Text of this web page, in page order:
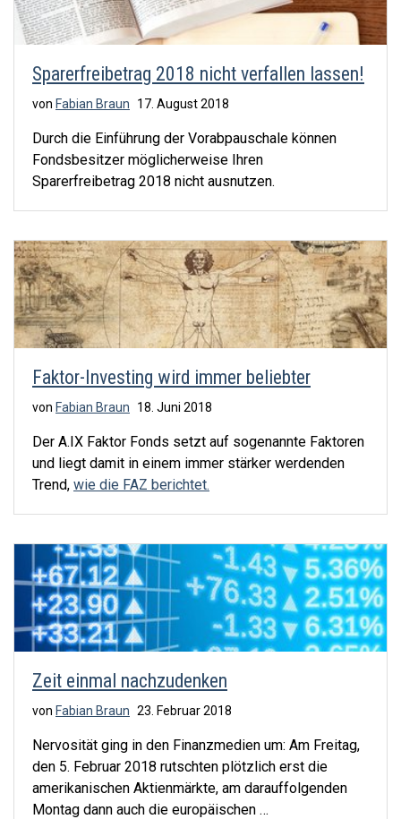
Sparerfreibetrag 2018 nicht verfallen lassen!
von Fabian Braun 17. August 2018
Durch die Einführung der Vorabpauschale können
Fondsbesitzer möglicherweise Ihren
Sparerfreibetrag 2018 nicht ausnutzen.
Faktor-Investing wird immer beliebter
von Fabian Braun 18. Juni 2018
Der A.IX Faktor Fonds setzt auf sogenannte Faktoren
und liegt damit in einem immer stärker werdenden
Trend, wie die FAZ berichtet.
Zeit einmal nachzudenken
von Fabian Braun 23. Februar 2018
Nervosität ging in den Finanzmedien um: Am Freitag,
den 5. Februar 2018 rutschten plötzlich erst die
amerikanischen Aktienmärkte, am darauffolgenden
Montag dann auch die europäischen …